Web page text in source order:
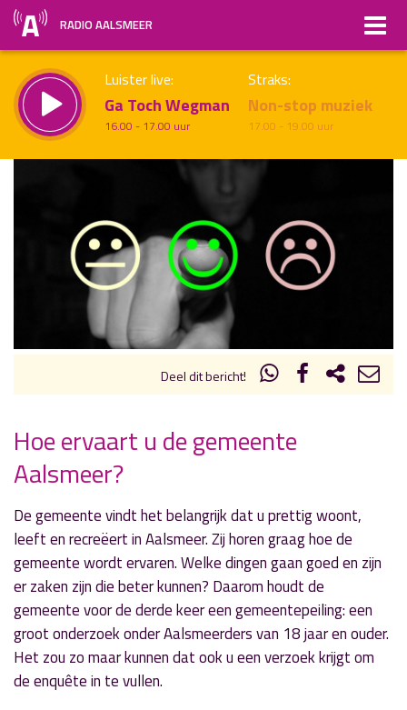
RADIO AALSMEER
Luister live:
Ga Toch Wegman
16.00 - 17.00 uur
Straks:
Non-stop muziek
17.00 - 19.00 uur
uur 1 van x
Deel dit bericht!
« Vorig nieuwsbericht
Forse kettingbotsing in Waterwolftunnel
27 maart 2017
» Volgend nieuwsbericht
Lopers en fietsers gezocht voor
Bevrijdingsvuurestafette
28 maart 2017
Hoe ervaart u de gemeente
Aalsmeer?
De gemeente vindt het belangrijk dat u prettig woont,
leeft en recreëert in Aalsmeer. Zij horen graag hoe de
gemeente wordt ervaren. Welke dingen gaan goed en zijn
er zaken zijn die beter kunnen? Daarom houdt de
gemeente voor de derde keer een gemeentepeiling: een
groot onderzoek onder Aalsmeerders van 18 jaar en ouder.
Het zou zo maar kunnen dat ook u een verzoek krijgt om
de enquête in te vullen.